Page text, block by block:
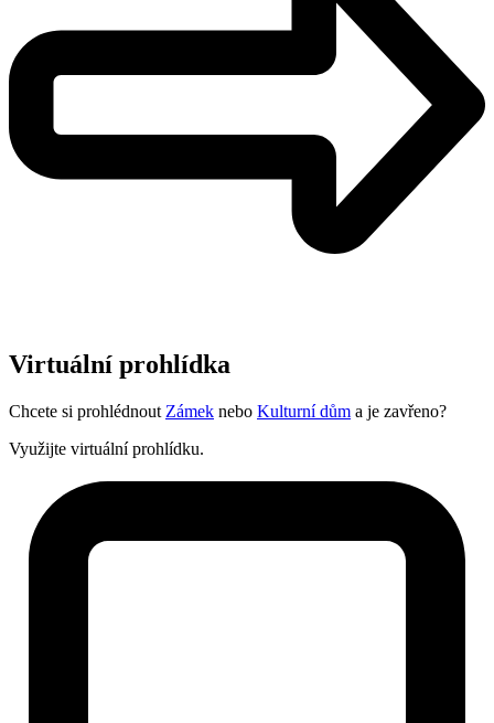
Virtuální prohlídka
Chcete si prohlédnout Zámek nebo Kulturní dům a je zavřeno?
Využijte virtuální prohlídku.